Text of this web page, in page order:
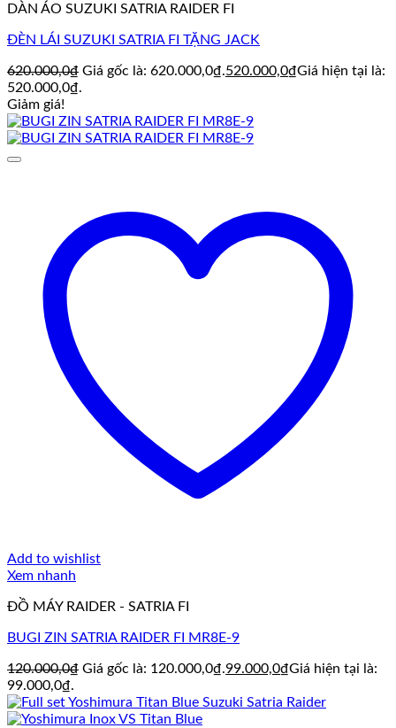
DÀN ÁO SUZUKI SATRIA RAIDER FI
ĐÈN LÁI SUZUKI SATRIA FI TẶNG JACK
620.000,0₫ Giá gốc là: 620.000,0₫.520.000,0₫Giá hiện tại là:
520.000,0₫.
Giảm giá!
Add to wishlist
Xem nhanh
ĐỒ MÁY RAIDER - SATRIA FI
BUGI ZIN SATRIA RAIDER FI MR8E-9
120.000,0₫ Giá gốc là: 120.000,0₫.99.000,0₫Giá hiện tại là:
99.000,0₫.